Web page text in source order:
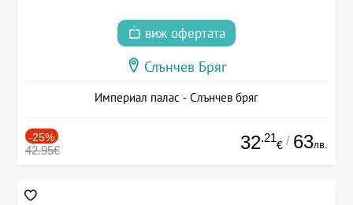
виж офертата
Слънчев Бряг
Империал палас - Слънчев бряг
-25%
42.95€ 32.21
€ / 63лв.